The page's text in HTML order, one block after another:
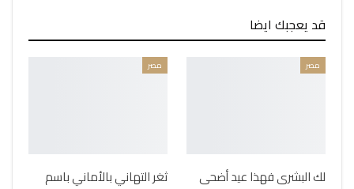
قد يعجبك ايضا
مصر
لك البشرى فهذا عيد أضحى
مصر
ثغر التهاني بالأماني باسم